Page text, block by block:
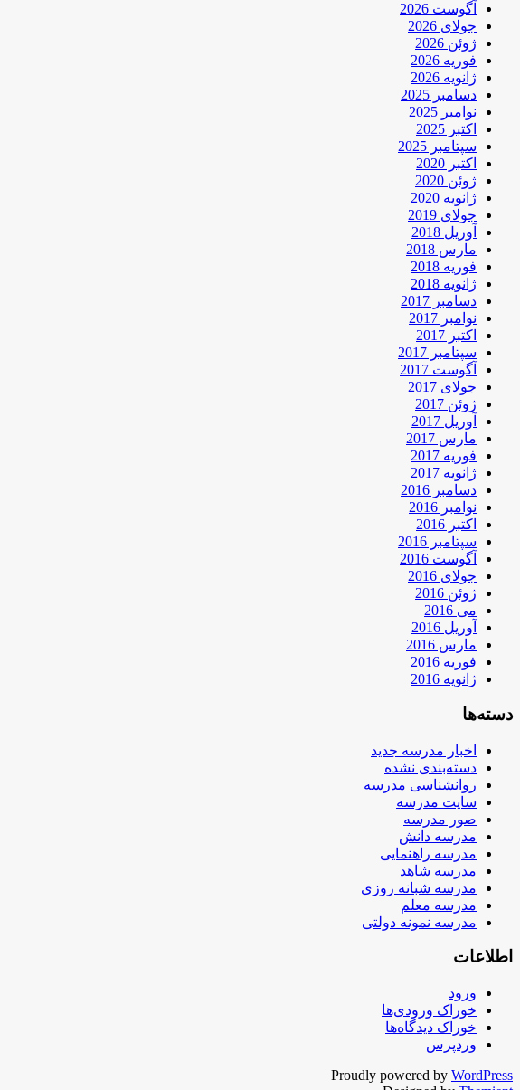
آگوست 2026
جولای 2026
ژوئن 2026
فوریه 2026
ژانویه 2026
دسامبر 2025
نوامبر 2025
اکتبر 2025
سپتامبر 2025
اکتبر 2020
ژوئن 2020
ژانویه 2020
جولای 2019
آوریل 2018
مارس 2018
فوریه 2018
ژانویه 2018
دسامبر 2017
نوامبر 2017
اکتبر 2017
سپتامبر 2017
آگوست 2017
جولای 2017
ژوئن 2017
آوریل 2017
مارس 2017
فوریه 2017
ژانویه 2017
دسامبر 2016
نوامبر 2016
اکتبر 2016
سپتامبر 2016
آگوست 2016
جولای 2016
ژوئن 2016
می 2016
آوریل 2016
مارس 2016
فوریه 2016
ژانویه 2016
دسته‌ها
اخبار مدرسه جدید
دسته‌بندی نشده
روانشناسی مدرسه
سایت مدرسه
صور مدرسه
مدرسه دانش
مدرسه راهنمایی
مدرسه شاهد
مدرسه شبانه روزی
مدرسه معلم
مدرسه نمونه دولتی
اطلاعات
ورود
خوراک ورودی‌ها
خوراک دیدگاه‌ها
وردپرس
Proudly powered by WordPress